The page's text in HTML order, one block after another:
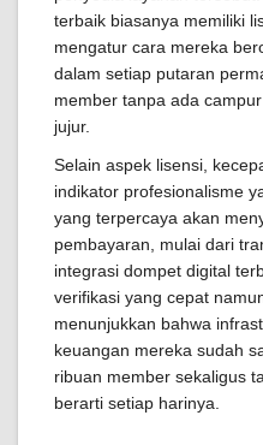
terbaik biasanya memiliki
mengatur cara mereka
dalam setiap putaran
member tanpa ada
jujur.
Selain aspek lisensi,
indikator profesionalisme
yang terpercaya akan
pembayaran, mulai dari
integrasi dompet digital
verifikasi yang cepat
menunjukkan bahwa
keuangan mereka sudah
ribuan member sekaligus
berarti setiap harinya.